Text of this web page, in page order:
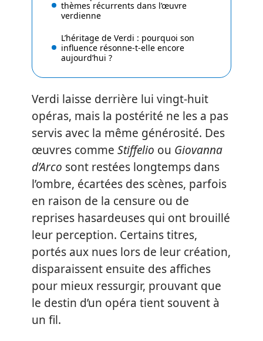
thèmes récurrents dans l’œuvre
verdienne
L’héritage de Verdi : pourquoi son
influence résonne-t-elle encore
aujourd’hui ?
Verdi laisse derrière lui vingt-huit
opéras, mais la postérité ne les a pas
servis avec la même générosité. Des
œuvres comme Stiffelio ou Giovanna
d’Arco sont restées longtemps dans
l’ombre, écartées des scènes, parfois
en raison de la censure ou de
reprises hasardeuses qui ont brouillé
leur perception. Certains titres,
portés aux nues lors de leur création,
disparaissent ensuite des affiches
pour mieux ressurgir, prouvant que
le destin d’un opéra tient souvent à
un fil.